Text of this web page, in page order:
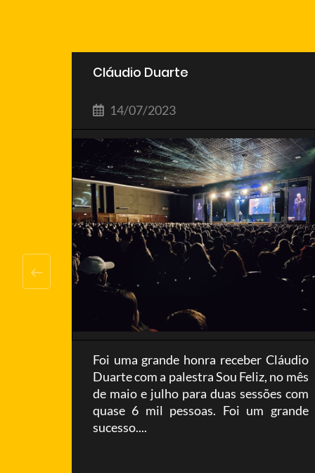
Cláudio Duarte
14/07/2023
Foi uma grande honra receber Cláudio
Duarte com a palestra Sou Feliz, no mês
de maio e julho para duas sessões com
quase 6 mil pessoas. Foi um grande
sucesso....